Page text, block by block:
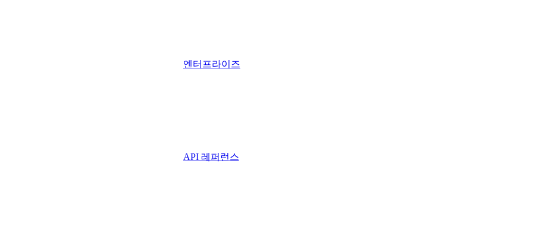
엔터프라이즈
API 레퍼런스